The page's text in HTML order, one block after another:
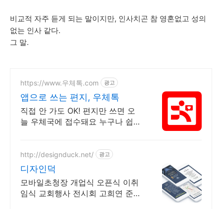
비교적 자주 듣게 되는 말이지만, 인사치곤 참 영혼없고 성의
없는 인사 같다.
그 말.
https://www.우체톡.com 광고
앱으로 쓰는 편지, 우체톡
직접 안 가도 OK! 편지만 쓰면 오
늘 우체국에 접수돼요 누구나 쉽고
http://designduck.net/ 광고
디자인덕
모바일초청장 개업식 오픈식 이취
임식 교회행사 전시회 고희연 준공